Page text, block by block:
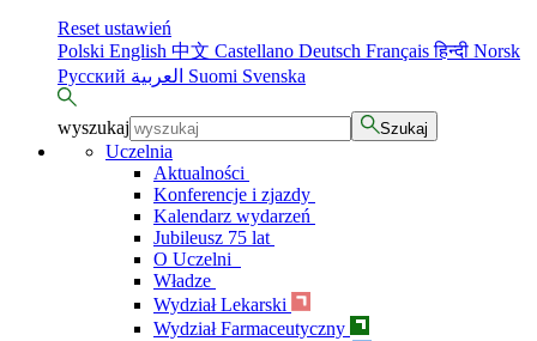
Reset ustawień
Polski English 中文 Castellano Deutsch Françaisहिन्दी Norsk
Русский
Suomi Svenska
wyszukaj Szukaj
Uczelnia
Aktualności
Konferencje i zjazdy
Kalendarz wydarzeń
Jubileusz 75 lat
O Uczelni
Władze
Wydział Lekarski
Wydział Farmaceutyczny